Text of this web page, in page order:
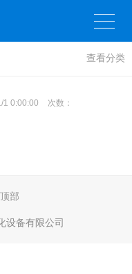
查看分类
1 0:00:00 次数：
部
设备有限公司